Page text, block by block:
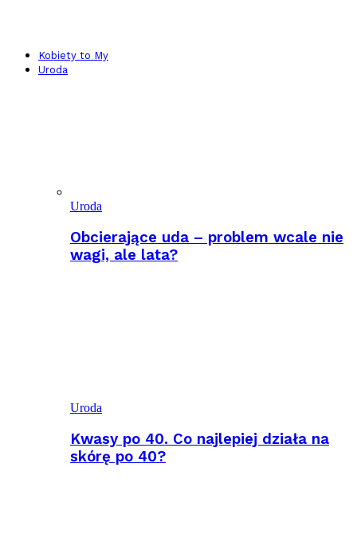
Kobiety to My
Uroda
Uroda
Obcierające uda – problem wcale nie
wagi, ale lata?
Uroda
Kwasy po 40. Co najlepiej działa na
skórę po 40?